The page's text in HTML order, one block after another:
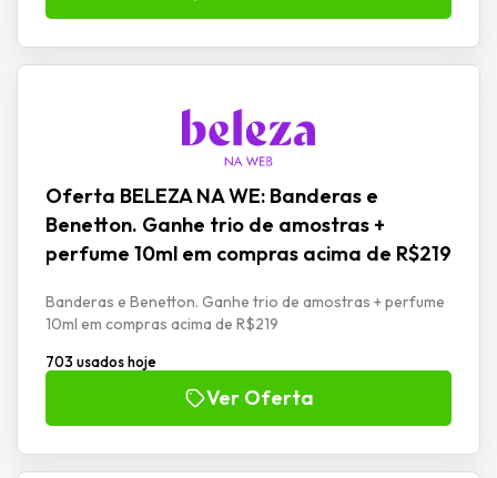
Oferta BELEZA NA WE: Banderas e
Benetton. Ganhe trio de amostras +
perfume 10ml em compras acima de R$219
Banderas e Benetton. Ganhe trio de amostras + perfume
10ml em compras acima de R$219
703 usados hoje
Ver Oferta